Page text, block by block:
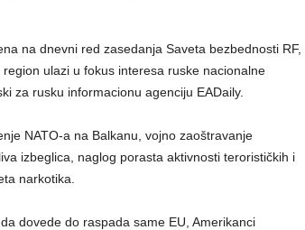
na dnevni red zasedanja Saveta bezbednosti RF,
ulazi u fokus interesa ruske nacionalne
za rusku informacionu agenciju EADaily.
NATO-a na Balkanu, vojno zaoštravanje
izbeglica, naglog porasta aktivnosti terorističkih i
narkotika.
dovede do raspada same EU, Amerikanci